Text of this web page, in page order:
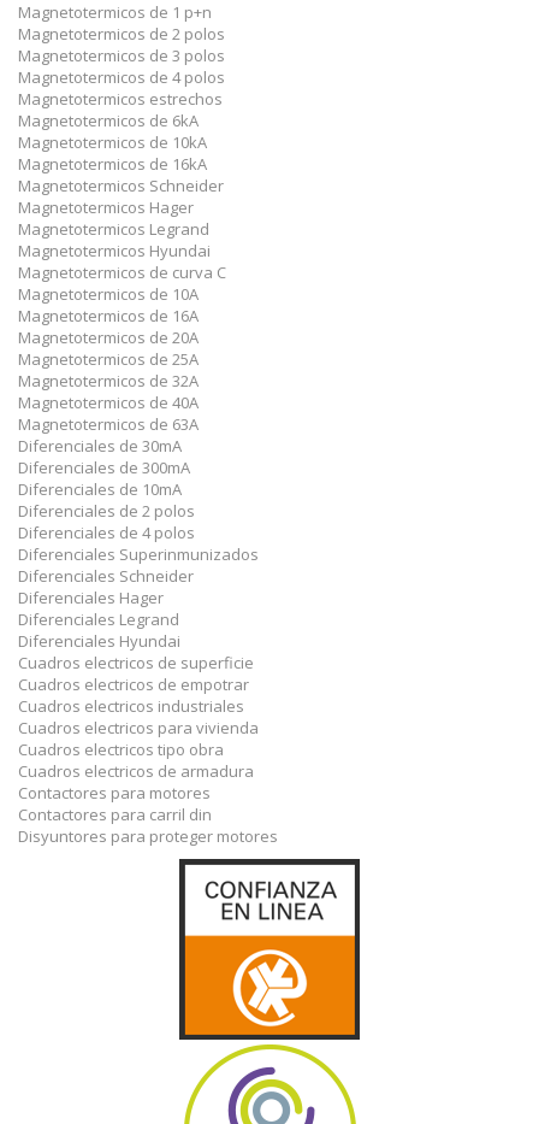
Magnetotermicos de 1 p+n
Magnetotermicos de 2 polos
Magnetotermicos de 3 polos
Magnetotermicos de 4 polos
Magnetotermicos estrechos
Magnetotermicos de 6kA
Magnetotermicos de 10kA
Magnetotermicos de 16kA
Magnetotermicos Schneider
Magnetotermicos Hager
Magnetotermicos Legrand
Magnetotermicos Hyundai
Magnetotermicos de curva C
Magnetotermicos de 10A
Magnetotermicos de 16A
Magnetotermicos de 20A
Magnetotermicos de 25A
Magnetotermicos de 32A
Magnetotermicos de 40A
Magnetotermicos de 63A
Diferenciales de 30mA
Diferenciales de 300mA
Diferenciales de 10mA
Diferenciales de 2 polos
Diferenciales de 4 polos
Diferenciales Superinmunizados
Diferenciales Schneider
Diferenciales Hager
Diferenciales Legrand
Diferenciales Hyundai
Cuadros electricos de superficie
Cuadros electricos de empotrar
Cuadros electricos industriales
Cuadros electricos para vivienda
Cuadros electricos tipo obra
Cuadros electricos de armadura
Contactores para motores
Contactores para carril din
Disyuntores para proteger motores